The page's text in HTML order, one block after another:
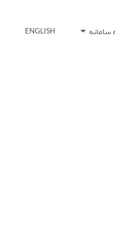
سامانه ENGLISH